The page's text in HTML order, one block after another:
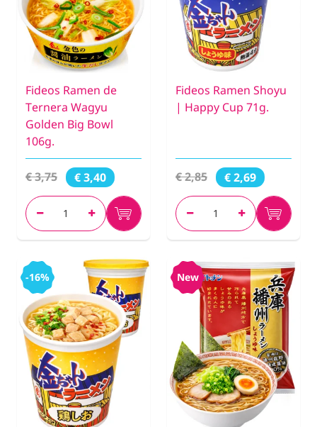
Fideos Ramen de
Ternera Wagyu
Golden Big Bowl
106g.
€ 3,75 € 3,40
Fideos Ramen Shoyu
| Happy Cup 71g.
€ 2,85 € 2,69
-16% New